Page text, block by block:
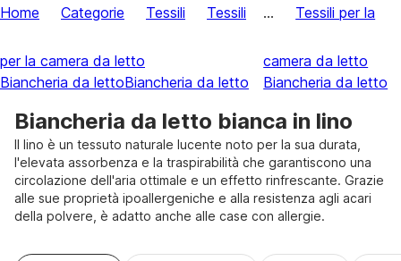
Home Categorie Tessili Tessili
per la camera da letto
Biancheria da lettoBiancheria da letto
... Tessili per la
camera da letto
Biancheria da letto
Biancheria da letto bianca in lino
Il lino è un tessuto naturale lucente noto per la sua durata,
l'elevata assorbenza e la traspirabilità che garantiscono una
circolazione dell'aria ottimale e un effetto rinfrescante. Grazie
alle sue proprietà ipoallergeniche e alla resistenza agli acari
della polvere, è adatto anche alle case con allergie.